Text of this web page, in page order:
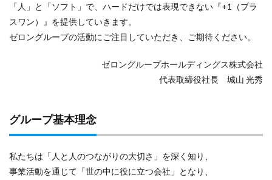
「人」と「ソフト」で、ハードだけでは表現できない『+1（プラ
スワン）』を提供していきます。
ゼロングループの活動にご注目していただき、ご期待ください。
ゼロングループホールディングス株式会社
代表取締役社長 城山 光秀
グループ基本理念
私たちは「人と人のつながりの大切さ」を深く知り、
事業活動を通じて「世の中に役に立つ会社」となり、